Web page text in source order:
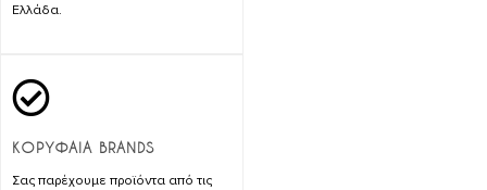
Ελλάδα.
ΚΟΡΥΦΑΙΑ BRANDS
Σας παρέχουμε προϊόντα από τις